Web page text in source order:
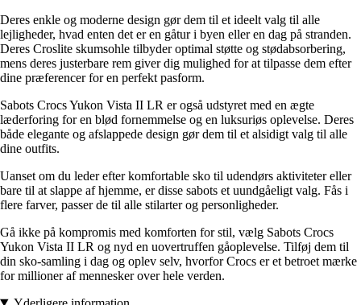
Deres enkle og moderne design gør dem til et ideelt valg til alle
lejligheder, hvad enten det er en gåtur i byen eller en dag på stranden.
Deres Croslite skumsohle tilbyder optimal støtte og stødabsorbering,
mens deres justerbare rem giver dig mulighed for at tilpasse dem efter
dine præferencer for en perfekt pasform.
Sabots Crocs Yukon Vista II LR er også udstyret med en ægte
læderforing for en blød fornemmelse og en luksuriøs oplevelse. Deres
både elegante og afslappede design gør dem til et alsidigt valg til alle
dine outfits.
Uanset om du leder efter komfortable sko til udendørs aktiviteter eller
bare til at slappe af hjemme, er disse sabots et uundgåeligt valg. Fås i
flere farver, passer de til alle stilarter og personligheder.
Gå ikke på kompromis med komforten for stil, vælg Sabots Crocs
Yukon Vista II LR og nyd en uovertruffen gåoplevelse. Tilføj dem til
din sko-samling i dag og oplev selv, hvorfor Crocs er et betroet mærke
for millioner af mennesker over hele verden.